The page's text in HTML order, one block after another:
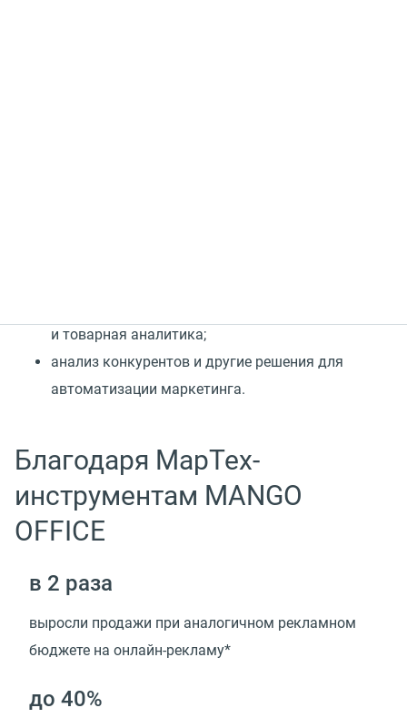
и товарная аналитика;
анализ конкурентов и другие решения для
автоматизации маркетинга.
Благодаря МарТех-
инструментам MANGO
OFFICE
в 2 раза
выросли продажи при аналогичном рекламном
бюджете на онлайн-рекламу*
до 40%